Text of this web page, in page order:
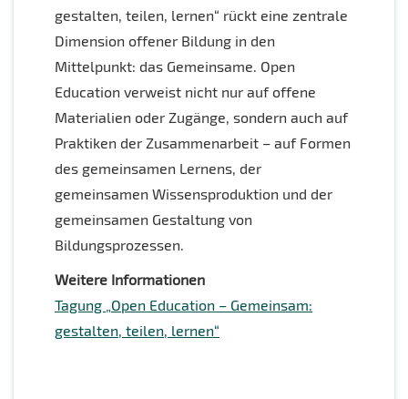
gestalten, teilen, lernen“ rückt eine zentrale
Dimension offener Bildung in den
Mittelpunkt: das Gemeinsame. Open
Education verweist nicht nur auf offene
Materialien oder Zugänge, sondern auch auf
Praktiken der Zusammenarbeit – auf Formen
des gemeinsamen Lernens, der
gemeinsamen Wissensproduktion und der
gemeinsamen Gestaltung von
Bildungsprozessen.
Weitere Informationen
Tagung „Open Education – Gemeinsam:
gestalten, teilen, lernen“